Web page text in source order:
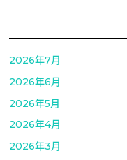
2026年7月
2026年6月
2026年5月
2026年4月
2026年3月